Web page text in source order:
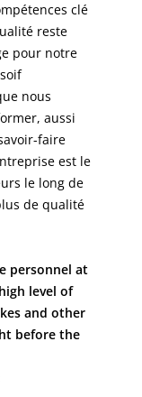
clé
reste
pour notre
nous
aussi
faire
est le
le long de
de qualité
personnel at
level of
and other
before the